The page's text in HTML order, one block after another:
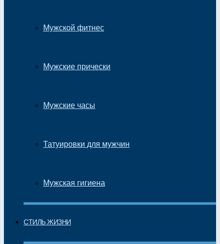
Мужской фитнес
Мужские прически
Мужские часы
Татуировки для мужчин
Мужская гигиена
СТИЛЬ ЖИЗНИ